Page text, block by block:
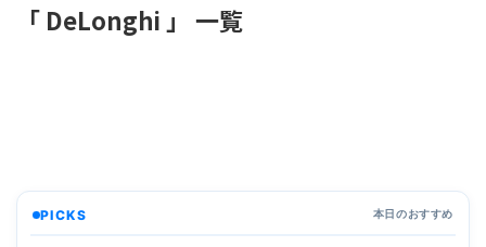
「 DeLonghi 」 一覧
PICKS 本日のおすすめ